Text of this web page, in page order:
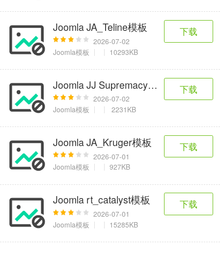
Joomla JA_Teline模板
2026-07-02
Joomla模板
10293KB
下载
Joomla JJ Supremacy模板
2026-07-02
Joomla模板
2231KB
下载
Joomla JA_Kruger模板
2026-07-01
Joomla模板
927KB
下载
Joomla rt_catalyst模板
2026-07-01
Joomla模板
15285KB
下载